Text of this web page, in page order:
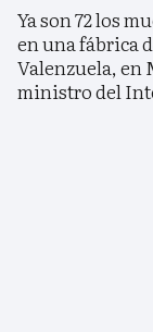
Ya son 72 los
en una fábrica
Valenzuela, en
ministro del